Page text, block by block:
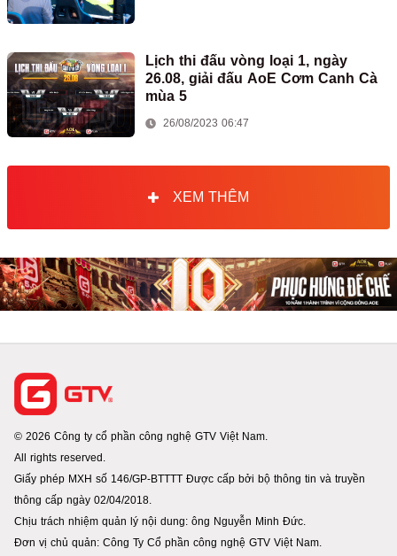
Lịch thi đấu vòng loại 1, ngày
26.08, giải đấu AoE Cơm Canh Cà
mùa 5
26/08/2023 06:47
XEM THÊM
© 2026 Công ty cổ phần công nghệ GTV Việt Nam.
All rights reserved.
Giấy phép MXH số 146/GP-BTTTT Được cấp bởi bộ thông tin và truyền
thông cấp ngày 02/04/2018.
Chịu trách nhiệm quản lý nội dung: ông Nguyễn Minh Đức.
Đơn vị chủ quản: Công Ty Cổ phần công nghệ GTV Việt Nam.